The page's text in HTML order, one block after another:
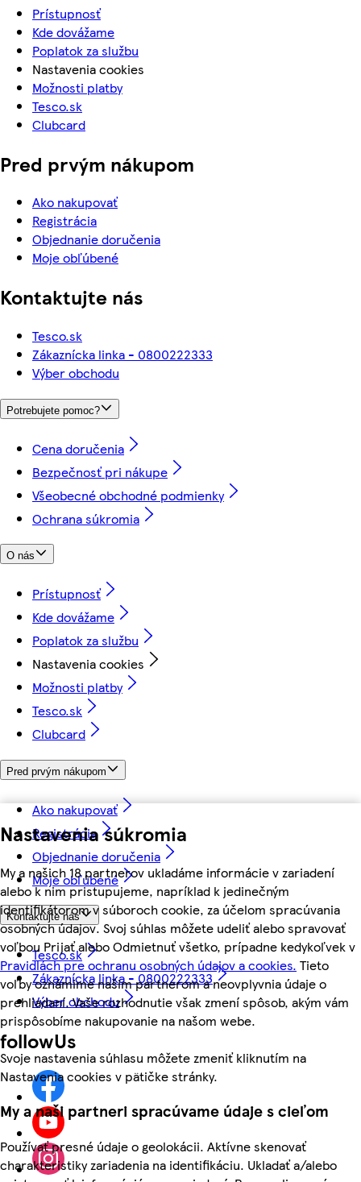
Nastavenia súkromia
My a našich 18 partnerov ukladáme informácie v zariadení
alebo k nim pristupujeme, napríklad k jedinečným
identifikátorom v súboroch cookie, za účelom spracúvania
osobných údajov. Svoj súhlas môžete udeliť alebo spravovať
voľbou Prijať alebo Odmietnuť všetko, prípadne kedykoľvek v
Pravidlách pre ochranu osobných údajov a cookies. Tieto
voľby oznámime našim partnerom a neovplyvnia údaje o
prehliadaní. Vaše rozhodnutie však zmení spôsob, akým vám
prispôsobíme nakupovanie na našom webe.
Svoje nastavenia súhlasu môžete zmeniť kliknutím na
Nastavenia cookies v pätičke stránky.
My a naši partneri spracúvame údaje s cieľom
Používať presné údaje o geolokácii. Aktívne skenovať
charakteristiky zariadenia na identifikáciu. Ukladať a/alebo
Prístupnosť
Kde dovážame
Poplatok za službu
Nastavenia cookies
Možnosti platby
Tesco.sk
Clubcard
Pred prvým nákupom
Ako nakupovať
Registrácia
Objednanie doručenia
Moje obľúbené
Kontaktujte nás
Tesco.sk
Zákaznícka linka - 0800222333
Výber obchodu
Potrebujete pomoc?
Cena doručenia
Bezpečnosť pri nákupe
Všeobecné obchodné podmienky
Ochrana súkromia
O nás
Prístupnosť
Kde dovážame
Poplatok za službu
Nastavenia cookies
Možnosti platby
Tesco.sk
Clubcard
Pred prvým nákupom
Ako nakupovať
Registrácia
Objednanie doručenia
Moje obľúbené
Kontaktujte nás
Tesco.sk
Zákaznícka linka - 0800222333
Výber obchodu
followUs